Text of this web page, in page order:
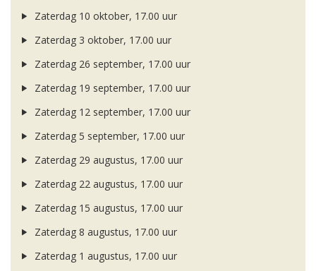
Zaterdag 10 oktober, 17.00 uur
Zaterdag 3 oktober, 17.00 uur
Zaterdag 26 september, 17.00 uur
Zaterdag 19 september, 17.00 uur
Zaterdag 12 september, 17.00 uur
Zaterdag 5 september, 17.00 uur
Zaterdag 29 augustus, 17.00 uur
Zaterdag 22 augustus, 17.00 uur
Zaterdag 15 augustus, 17.00 uur
Zaterdag 8 augustus, 17.00 uur
Zaterdag 1 augustus, 17.00 uur